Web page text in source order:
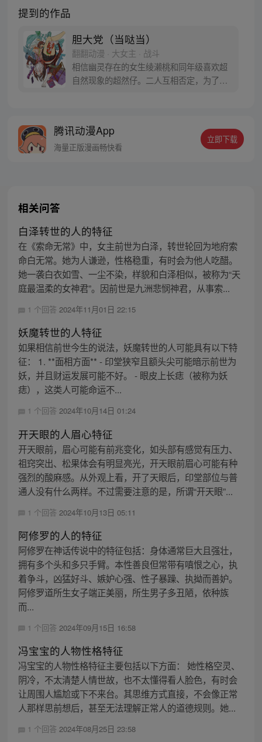
提到的作品
胆大党（当哒当）
翻翻动漫 · 大女主 · 战斗
相信幽灵存在的女生绫濑桃和同年级喜欢超
自然现象的超然仔。二人互相否定，为了让
腾讯动漫App
海量正版漫画畅快看
立即下载
相关问答
白泽转世的人的特征
在《索命无常》中，女主前世为白泽，转世轮回为地府索
命白无常。她为人谦逊，性格稳重，有时会为他人吃醋。
她一袭白衣如雪、一尘不染，样貌和白泽相似，被称为“天
庭最温柔的女神君”。因前世是九洲悲悯神君，从事索...
1 个回答 2024年11月01日 22:15
妖魔转世的人特征
如果相信前世今生的说法，妖魔转世的人可能具有以下特
征： 1. **面相方面** - 印堂狭窄且额头尖可能暗示前世为
妖，并且财运发展可能不好。 - 眼皮上长痣（被称为妖
痣），这类人可能命运不...
1 个回答 2024年10月14日 01:24
开天眼的人眉心特征
开天眼前，眉心可能有前兆变化，如头部有感觉有压力、
祖窍突出、松果体会有明显亮光，开天眼前眉心可能有种
强烈的酸麻感。从外观上看，开了天眼后，印堂部位与普
通人没有什么两样。不过需要注意的是，所谓“开天眼”...
1 个回答 2024年10月13日 05:11
阿修罗的人的特征
阿修罗在神话传说中的特征包括：身体通常巨大且强壮，
拥有多个头和多只手臂。本性善良但常带有嗔恨之心，执
着争斗，凶猛好斗、嫉妒心强、性子暴躁、执拗而善妒。
阿修罗道所生女子端正美丽，所生男子多丑陋，依种族
而...
1 个回答 2024年09月15日 16:58
冯宝宝的人物性格特征
冯宝宝的人物性格特征主要包括以下方面： 她性格空灵、
阴冷，不太清楚人情世故，也不太懂得看人脸色，有时会
让周围人尴尬或下不来台。其思维方式直接，不会像正常
人那样思前想后，甚至无法理解正常人的道德规则。她...
1 个回答 2024年08月25日 23:58